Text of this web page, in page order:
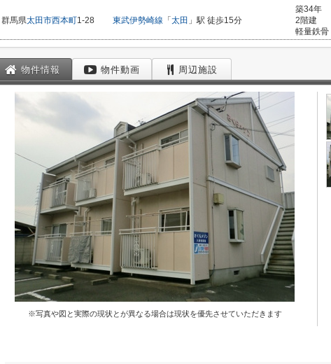
群馬県太田市西本町1-28 東武伊勢崎線 「 太田 」駅 徒歩15分
築34年
2階建
軽量鉄骨
物件情報 物件動画 周辺施設
※写真や図と実際の現状とが異なる場合は現状を優先させていただきます